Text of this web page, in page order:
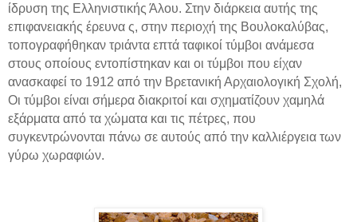
ίδρυση της Ελληνιστικής Άλου. Στην διάρκεια αυτής της
επιφανειακής έρευνα ς, στην περιοχή της Βουλοκαλύβας,
τοπογραφήθηκαν τριάντα επτά ταφικοί τύμβοι ανάμεσα
στους οποίους εντοπίστηκαν και οι τύμβοι που είχαν
ανασκαφεί το 1912 από την Βρετανική Αρχαιολογική Σχολή,
Οι τύμβοι είναι σήμερα διακριτοί και σχηματίζουν χαμηλά
εξάρματα από τα χώματα και τις πέτρες, που
συγκεντρώνονται πάνω σε αυτούς από την καλλιέργεια των
γύρω χωραφιών.